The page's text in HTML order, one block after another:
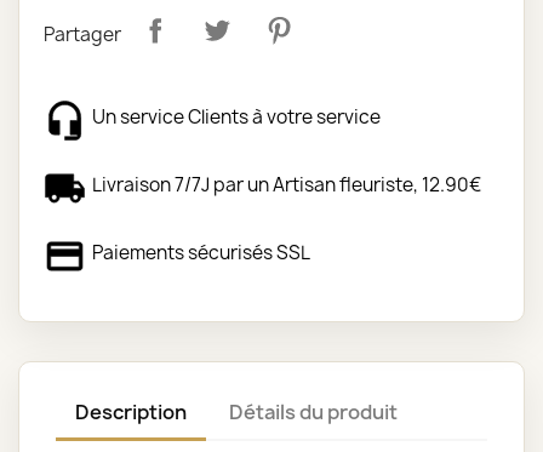
Partager
Un service Clients à votre service
Livraison 7/7J par un Artisan fleuriste, 12.90€
Paiements sécurisés SSL
Description Détails du produit